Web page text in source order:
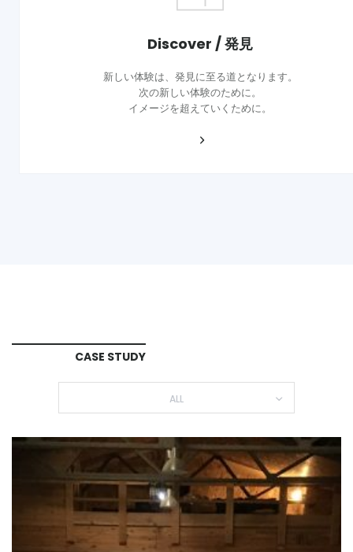
Discover / 発見
新しい体験は、発見に至る道となります。
次の新しい体験のために。
イメージを超えていくために。
CASE STUDY
ALL